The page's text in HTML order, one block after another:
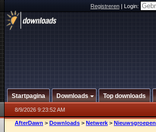
Registreren|Login:
Startpagina Downloads Top downloads
8/9/2026 9:23:52 AM
AfterDawn > Downloads > Netwerk > Nieuwsgroepen